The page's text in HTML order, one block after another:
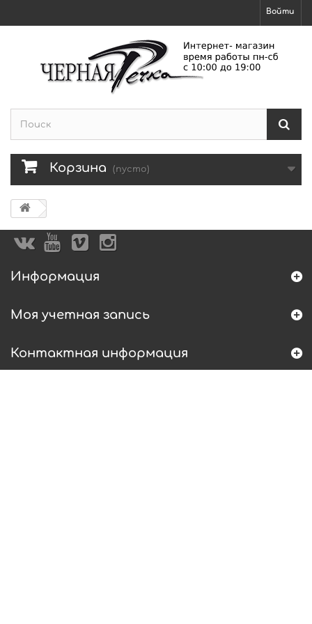
Войти
Корзина (пусто)
Информация
Моя учетная запись
Контактная информация